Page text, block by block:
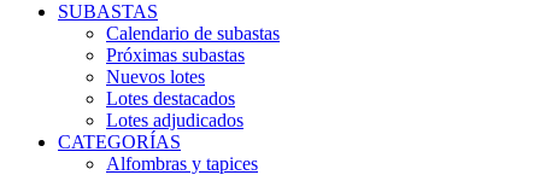
SUBASTAS
Calendario de subastas
Próximas subastas
Nuevos lotes
Lotes destacados
Lotes adjudicados
CATEGORÍAS
Alfombras y tapices